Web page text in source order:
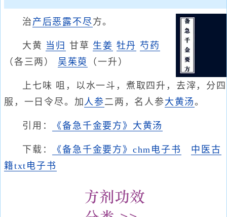
治 产后恶露不尽方。
大黄 当归 甘草 生姜 牡丹 芍药
（各三两） 吴茱萸 （一升）
上七味 咀，以水一斗，煮取四升，去滓，分四
服，一日令尽。加 人参二两，名人参大黄汤。
引用： 《备急千金要方》大黄汤
下载： 《备急千金要方》chm电子书
中医古
籍txt电子书